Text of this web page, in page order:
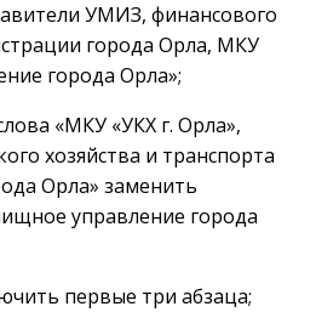
УМИЗ, финансового
города Орла, МКУ
города Орла»;
«МКУ «УКХ г. Орла»,
хозяйства и транспорта
Орла» заменить
управление города
первые три абзаца;